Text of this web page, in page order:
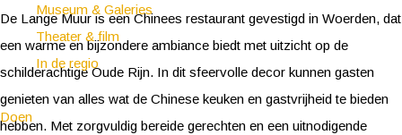
Museum & Galeries
Theater & film
In de regio
Doen
De Lange Muur is een Chinees restaurant gevestigd in Woerden, dat
een warme en bijzondere ambiance biedt met uitzicht op de
schilderachtige Oude Rijn. In dit sfeervolle decor kunnen gasten
genieten van alles wat de Chinese keuken en gastvrijheid te bieden
hebben. Met zorgvuldig bereide gerechten en een uitnodigende